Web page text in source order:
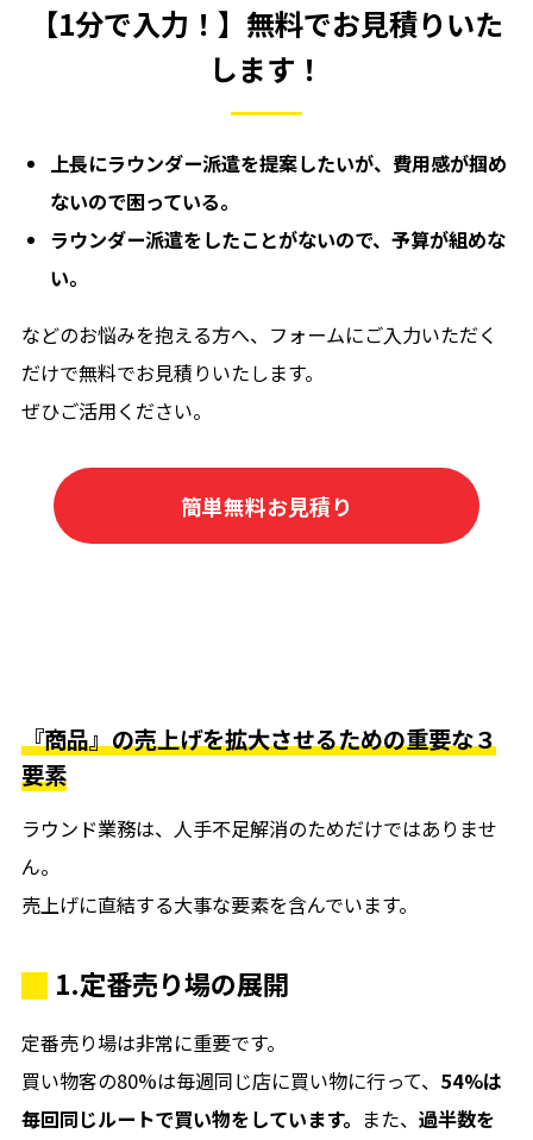
【1分で入力！】無料でお見積りいた
します！
上長にラウンダー派遣を提案したいが、費用感が掴め
ないので困っている。
ラウンダー派遣をしたことがないので、予算が組めな
い。
などのお悩みを抱える方へ、フォームにご入力いただく
だけで無料でお見積りいたします。
ぜひご活用ください。
簡単無料お見積り
『商品』の売上げを拡大させるための重要な３
要素
ラウンド業務は、人手不足解消のためだけではありませ
ん。
売上げに直結する大事な要素を含んでいます。
1.定番売り場の展開
定番売り場は非常に重要です。
買い物客の80%は毎週同じ店に買い物に行って、 54%は
毎回同じルートで買い物をしています。 また、 過半数を